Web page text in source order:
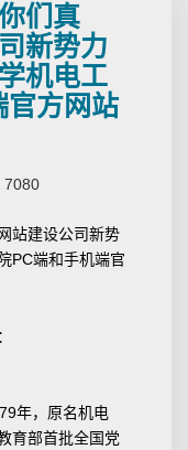
们真
新势力
机电工
官方网站
7080
站建设公司新势
PC端和手机端官
年，原名机电
育部首批全国党